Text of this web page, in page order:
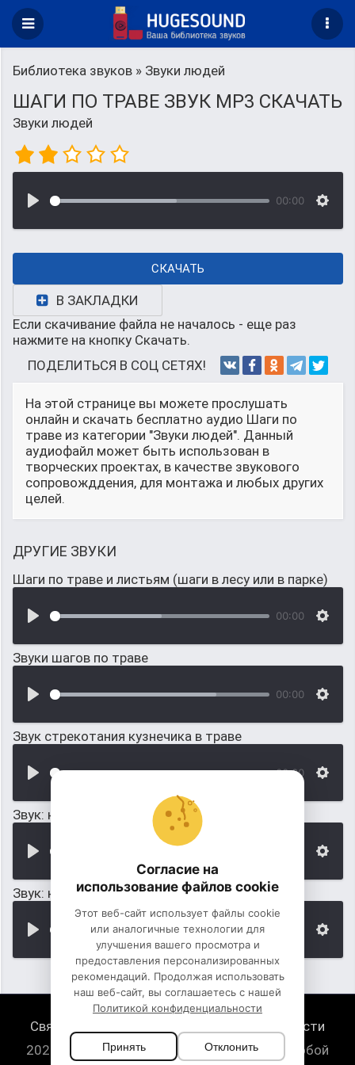
Библиотека звуков » Звуки людей
ШАГИ ПО ТРАВЕ ЗВУК MP3 СКАЧАТЬ
Звуки людей
00:00
СКАЧАТЬ
В ЗАКЛАДКИ
Если скачивание файла не началось - еще раз
нажмите на кнопку Скачать.
ПОДЕЛИТЬСЯ В СОЦ СЕТЯХ!
На этой странице вы можете прослушать
онлайн и скачать бесплатно аудио Шаги по
траве из категории "Звуки людей". Данный
аудиофайл может быть использован в
творческих проектах, в качестве звукового
сопровожддения, для монтажа и любых других
целей.
ДРУГИЕ ЗВУКИ
Шаги по траве и листьям (шаги в лесу или в парке)
00:00
Звуки шагов по траве
00:00
Звук стрекотания кузнечика в траве
00:00
Звук: кузнечики стрекочут в траве
Звук: когда бегают по траве
Связь с нами
Политика конфиденциальности
2026 HugeSounds.com - скачать звуки на любой
Согласие на
использование файлов cookie
Этот веб-сайт использует файлы cookie
или аналогичные технологии для
улучшения вашего просмотра и
предоставления персонализированных
рекомендаций. Продолжая использовать
наш веб-сайт, вы соглашаетесь с нашей
Политикой конфиденциальности
Принять Отклонить